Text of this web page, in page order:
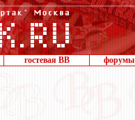
гостевая ВВ форумы